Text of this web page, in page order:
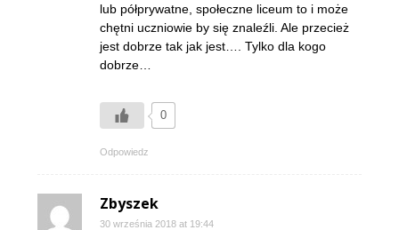
lub półprywatne, społeczne liceum to i może
chętni uczniowie by się znaleźli. Ale przecież
jest dobrze tak jak jest…. Tylko dla kogo
dobrze…
0
Odpowiedz
Zbyszek
30 września 2018 at 19:44